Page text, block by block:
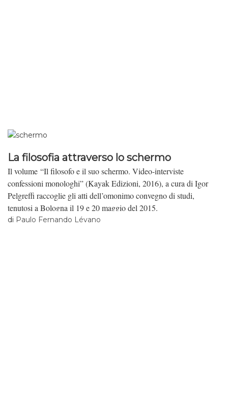
La filosofia attraverso lo schermo
Il volume “Il filosofo e il suo schermo. Video-interviste
confessioni monologhi” (Kayak Edizioni, 2016), a cura di Igor
Pelgreffi raccoglie gli atti dell’omonimo convegno di studi,
tenutosi a Bologna il 19 e 20 maggio del 2015.
di Paulo Fernando Lévano